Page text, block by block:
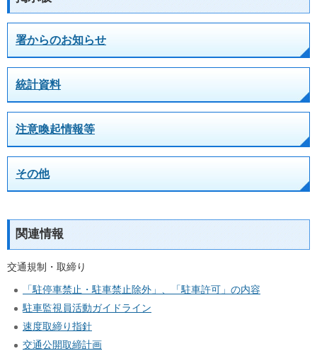
署からのお知らせ
統計資料
注意喚起情報等
その他
関連情報
交通規制・取締り
「駐停車禁止・駐車禁止除外」、「駐車許可」の内容
駐車監視員活動ガイドライン
速度取締り指針
交通公開取締計画